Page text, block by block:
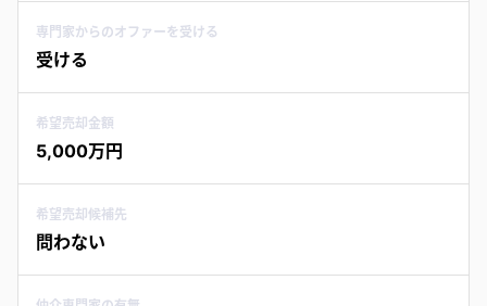
専門家からのオファーを受ける
受ける
希望売却金額
5,000万円
希望売却候補先
問わない